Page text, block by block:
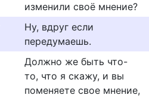
изменили своё мнение?
Ну, вдруг если
передумаешь.
Должно же быть что-
то, что я скажу, и вы
поменяете свое мнение,